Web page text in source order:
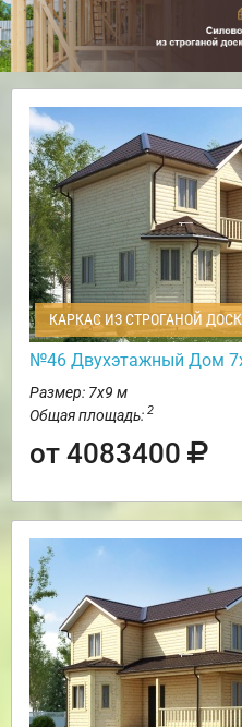
КАРКАС ИЗ СТРОГАНОЙ
№46 Двухэтажный Дом
Размер: 7х9 м
Общая площадь: 2
от 4083400